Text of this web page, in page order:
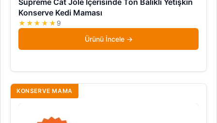
Konserve Kedi Maması
★★★★★ 9
Ürünü İncele
KONSERVE MAMA